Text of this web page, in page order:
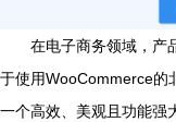
在电子商务领域，产
于使用WooCommerce的
一个高效、美观且功能强